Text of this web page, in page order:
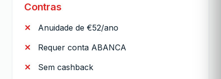
Contras
Anuidade de €52/ano
Requer conta ABANCA
Sem cashback